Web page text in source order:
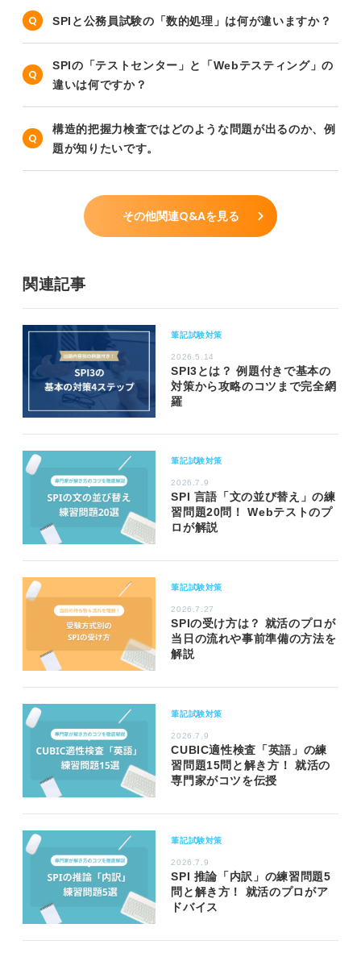
SPIと公務員試験の「数的処理」は何が違いますか？
SPIの「テストセンター」と「Webテスティング」の
違いは何ですか？
構造的把握力検査ではどのような問題が出るのか、例
題が知りたいです。
その他関連Q&Aを見る
関連記事
筆記試験対策
2026.5.14
SPI3とは？ 例題付きで基本の
対策から攻略のコツまで完全網
羅
筆記試験対策
2026.7.9
SPI 言語「文の並び替え」の練
習問題20問！ Webテストのプ
ロが解説
筆記試験対策
2026.7.27
SPIの受け方は？ 就活のプロが
当日の流れや事前準備の方法を
解説
筆記試験対策
2026.7.9
CUBIC適性検査「英語」の練
習問題15問と解き方！ 就活の
専門家がコツを伝授
筆記試験対策
2026.7.9
SPI 推論「内訳」の練習問題5
問と解き方！ 就活のプロがア
ドバイス